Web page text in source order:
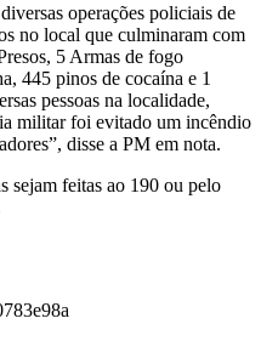
operações policiais de
no local que culminaram com
5 Armas de fogo
445 pinos de cocaína e 1
pessoas na localidade,
militar foi evitado um incêndio
disse a PM em nota.
sejam feitas ao 190 ou pelo